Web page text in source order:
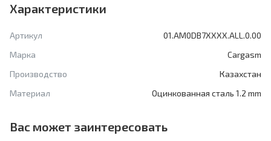
Характеристики
Артикул
01.AM0DB7XXXX.ALL.0.00
Марка
Cargasm
Производство
Казахстан
Материал
Оцинкованная сталь 1.2 mm
Вас может заинтересовать